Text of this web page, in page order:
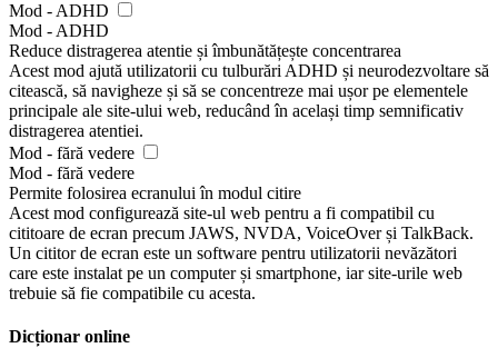
Mod - ADHD
Mod - ADHD
Reduce distragerea atentie și îmbunătățește concentrarea
Acest mod ajută utilizatorii cu tulburări ADHD și neurodezvoltare să
citească, să navigheze și să se concentreze mai ușor pe elementele
principale ale site-ului web, reducând în același timp semnificativ
distragerea atentiei.
Mod - fără vedere
Mod - fără vedere
Permite folosirea ecranului în modul citire
Acest mod configurează site-ul web pentru a fi compatibil cu
cititoare de ecran precum JAWS, NVDA, VoiceOver și TalkBack.
Un cititor de ecran este un software pentru utilizatorii nevăzători
care este instalat pe un computer și smartphone, iar site-urile web
trebuie să fie compatibile cu acesta.
Dicționar online